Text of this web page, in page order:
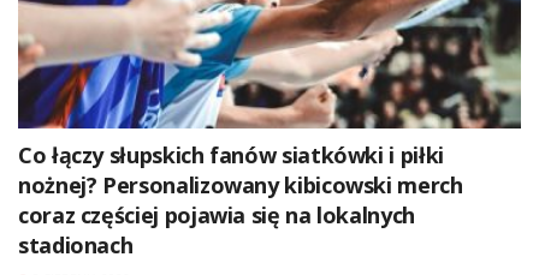
Co łączy słupskich fanów siatkówki i piłki
nożnej? Personalizowany kibicowski merch
coraz częściej pojawia się na lokalnych
stadionach